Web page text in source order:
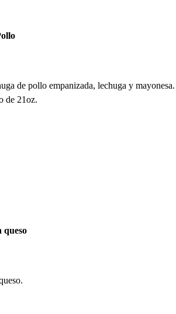
de pollo empanizada, lechuga y mayonesa.
de 21oz.
queso